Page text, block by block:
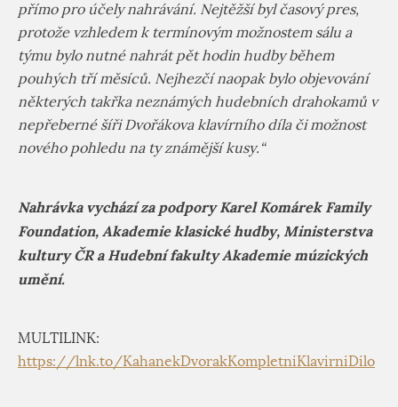
přímo pro účely nahrávání. Nejtěžší byl časový pres,
protože vzhledem k termínovým možnostem sálu a
týmu bylo nutné nahrát pět hodin hudby během
pouhých tří měsíců. Nejhezčí naopak bylo objevování
některých takřka neznámých hudebních drahokamů v
nepřeberné šíři Dvořákova klavírního díla či možnost
nového pohledu na ty známější kusy.“
Nahrávka vychází za podpory Karel Komárek Family
Foundation, Akademie klasické hudby, Ministerstva
kultury ČR a Hudební fakulty Akademie múzických
umění.
MULTILINK:
https://lnk.to/KahanekDvorakKompletniKlavirniDilo